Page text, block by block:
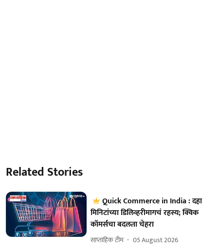
Related Stories
Quick Commerce in India : दहा
मिनिटांच्या डिलिव्हरीमागचं रहस्य; क्विक
कॉमर्सचा बदलता चेहरा
साप्ताहिक टीम 05 August 2026